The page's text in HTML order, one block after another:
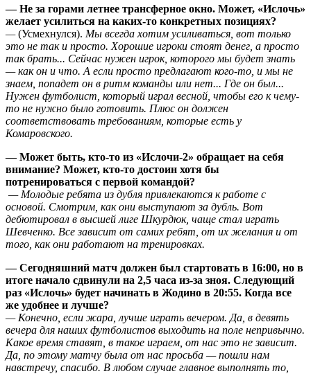
— Не за горами летнее трансферное окно. Может, «Ислочь»
желает усилиться на каких-то конкретных позициях?
—(Усмехнулся). Мы всегда хотим усиливаться, вот только
это не так и просто. Хорошие игроки стоят денег, а просто
так брать... Сейчас нужен игрок, которого мы будет знать
— как он и что. А если просто предлагают кого-то, и мы не
знаем, попадет он в ритм команды или нет... Где он был...
Нужен футболист, который играл весной, чтобы его к чему-
то не нужно было готовить. Плюс он должен
соответствовать требованиям, которые есть у
Комаровского.
— Может быть, кто-то из «Ислочи-2» обращает на себя
внимание? Может, кто-то достоин хотя бы
потренироваться с первой командой?
— Молодые ребята из дубля привлекаются к работе с
основой. Смотрим, как они выступают за дубль. Вот
дебютировал в высшей лиге Шкурдюк, чаще стал играть
Шевченко. Все зависит от самих ребят, от их желания и от
того, как они работают на тренировках.
— Сегодняшний матч должен был стартовать в 16:00, но в
итоге начало сдвинули на 2,5 часа из-за зноя. Следующий
раз «Ислочь» будет начинать в Жодино в 20:55. Когда все
же удобнее и лучше?
— Конечно, если жара, лучше играть вечером. Да, в девять
вечера для наших футболистов выходить на поле непривычно.
Какое время ставят, в такое играем, от нас это не зависит.
Да, по этому матчу была от нас просьба — пошли нам
навстречу, спасибо. В любом случае главное выполнять то,